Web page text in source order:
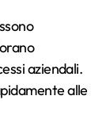
aziendali.
alle